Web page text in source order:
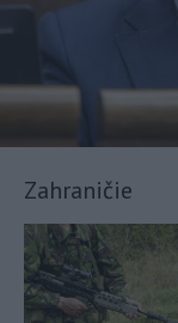
Zahraničie